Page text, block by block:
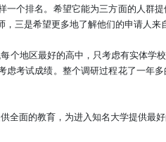
一个排名。希望它能为三方面的人群
三是希望更多地了解他们的申请人来
个地区最好的高中，只考虑有实体学
虑考试成绩。整个调研过程花了一年
全面的教育，为进入知名大学提供最好